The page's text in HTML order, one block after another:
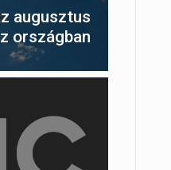
augusztus
országban